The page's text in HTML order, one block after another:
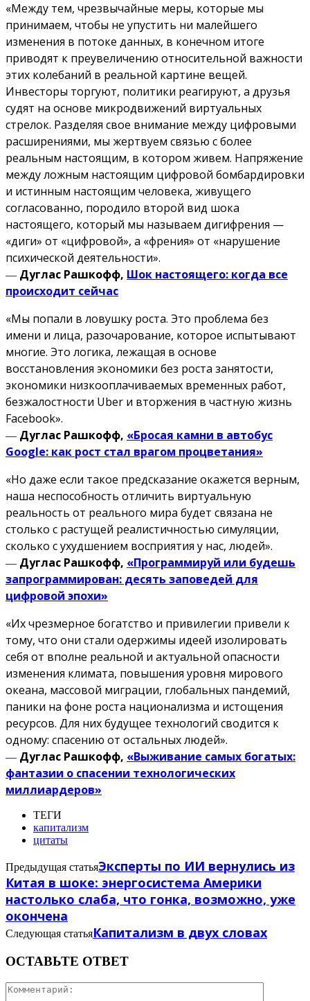
«Между тем, чрезвычайные меры, которые мы
принимаем, чтобы не упустить ни малейшего
изменения в потоке данных, в конечном итоге
приводят к преувеличению относительной важности
этих колебаний в реальной картине вещей.
Инвесторы торгуют, политики реагируют, а друзья
судят на основе микродвижений виртуальных
стрелок. Разделяя свое внимание между цифровыми
расширениями, мы жертвуем связью с более
реальным настоящим, в котором живем. Напряжение
между ложным настоящим цифровой бомбардировки
и истинным настоящим человека, живущего
согласованно, породило второй вид шока
настоящего, который мы называем дигифрения —
«диги» от «цифровой», а «френия» от «нарушение
психической деятельности».
― Дуглас Рашкофф, Шок настоящего: когда все
происходит сейчас
«Мы попали в ловушку роста. Это проблема без
имени и лица, разочарование, которое испытывают
многие. Это логика, лежащая в основе
восстановления экономики без роста занятости,
экономики низкооплачиваемых временных работ,
безжалостности Uber и вторжения в частную жизнь
Facebook».
― Дуглас Рашкофф, «Бросая камни в автобус
Google: как рост стал врагом процветания»
«Но даже если такое предсказание окажется верным,
наша неспособность отличить виртуальную
реальность от реального мира будет связана не
столько с растущей реалистичностью симуляции,
сколько с ухудшением восприятия у нас, людей».
― Дуглас Рашкофф, «Программируй или будешь
запрограммирован: десять заповедей для
цифровой эпохи»
«Их чрезмерное богатство и привилегии привели к
тому, что они стали одержимы идеей изолировать
себя от вполне реальной и актуальной опасности
изменения климата, повышения уровня мирового
океана, массовой миграции, глобальных пандемий,
паники на фоне роста национализма и истощения
ресурсов. Для них будущее технологий сводится к
одному: спасению от остальных людей».
― Дуглас Рашкофф, «Выживание самых богатых:
фантазии о спасении технологических
миллиардеров»
ТЕГИ
капитализм
цитаты
Предыдущая статьяЭксперты по ИИ вернулись из
Китая в шоке: энергосистема Америки
настолько слаба, что гонка, возможно, уже
окончена
Следующая статьяКапитализм в двух словах
ОСТАВЬТЕ ОТВЕТ